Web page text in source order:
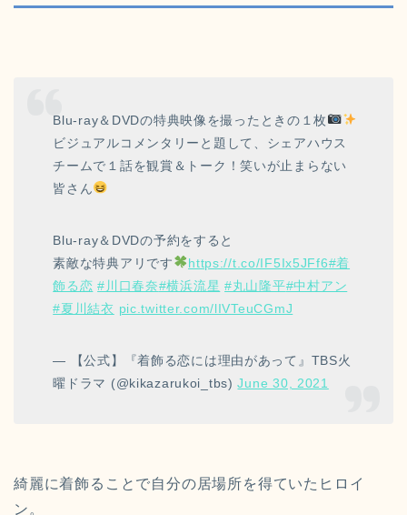
Blu-ray＆DVDの特典映像を撮ったときの１枚
ビジュアルコメンタリーと題して、シェアハウス
チームで１話を観賞＆トーク！笑いが止まらない
皆さん
Blu-ray＆DVDの予約をすると
素敵な特典アリです
https://t.co/IF5Ix5JFf6#着
飾る恋 #川口春奈#横浜流星 #丸山隆平#中村アン
#夏川結衣 pic.twitter.com/lIVTeuCGmJ
— 【公式】『着飾る恋には理由があって』TBS火
曜ドラマ (@kikazarukoi_tbs)June 30, 2021
綺麗に着飾ることで自分の居場所を得ていたヒロイ
ン。